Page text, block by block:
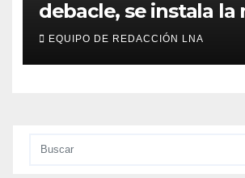
debacle, se instala la
para el capítulo final
diálogo venezolano
EQUIPO DE REDACCIÓN LNA